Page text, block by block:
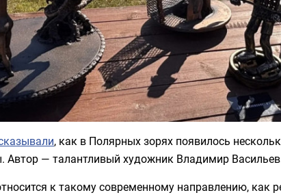
, как в Полярных зорях появилось
Автор — талантливый художник Владимир
к такому современному направлению, как